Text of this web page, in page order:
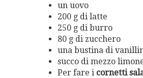
un uovo
200 g di latte
250 g di burro
80 g di zucchero
una bustina di
succo di mezzo
Per fare i cornetti